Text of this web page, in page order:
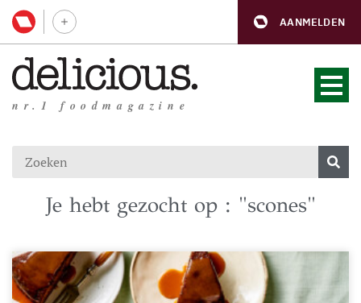
AANMELDEN
nr.1 foodmagazine
Je hebt gezocht op : "scones"